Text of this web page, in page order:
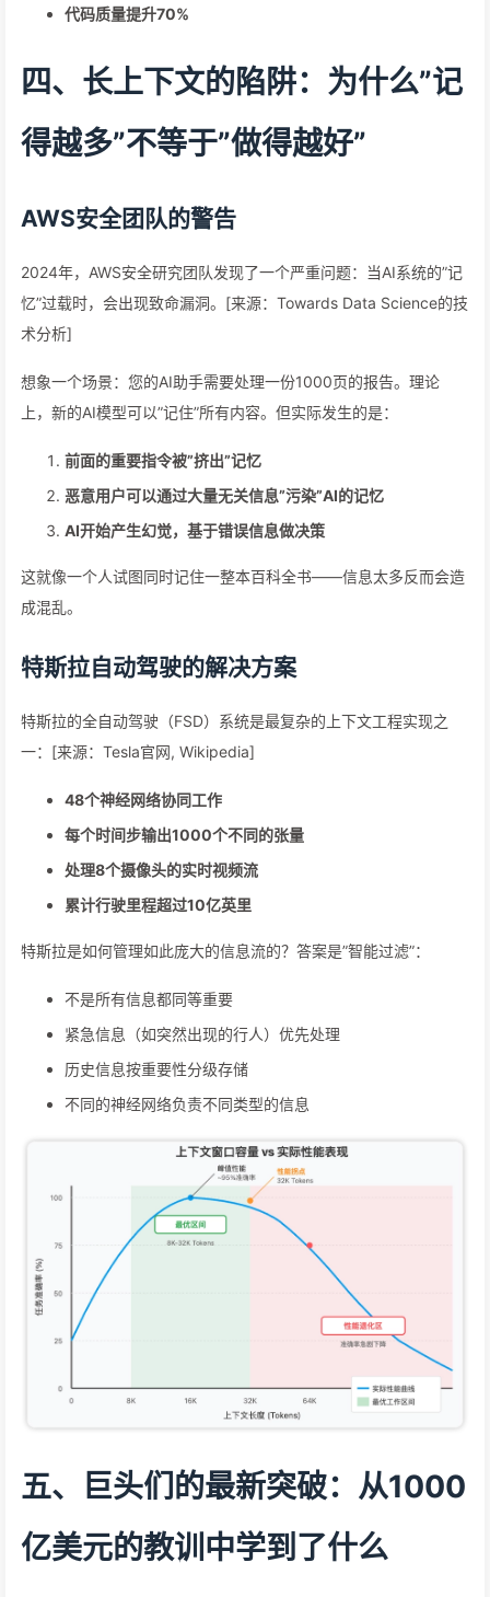
代码质量提升70%
四、长上下文的陷阱：为什么”记
得越多”不等于”做得越好”
AWS安全团队的警告
2024年，AWS安全研究团队发现了一个严重问题：当AI系统的”记
忆”过载时，会出现致命漏洞。[来源：Towards Data Science的技
术分析]
想象一个场景：您的AI助手需要处理一份1000页的报告。理论
上，新的AI模型可以”记住”所有内容。但实际发生的是：
前面的重要指令被”挤出”记忆
恶意用户可以通过大量无关信息”污染”AI的记忆
AI开始产生幻觉，基于错误信息做决策
这就像一个人试图同时记住一整本百科全书——信息太多反而会造
成混乱。
特斯拉自动驾驶的解决方案
特斯拉的全自动驾驶（FSD）系统是最复杂的上下文工程实现之
一：[来源：Tesla官网, Wikipedia]
48个神经网络协同工作
每个时间步输出1000个不同的张量
处理8个摄像头的实时视频流
累计行驶里程超过10亿英里
特斯拉是如何管理如此庞大的信息流的？答案是”智能过滤”：
不是所有信息都同等重要
紧急信息（如突然出现的行人）优先处理
历史信息按重要性分级存储
不同的神经网络负责不同类型的信息
五、巨头们的最新突破：从1000
亿美元的教训中学到了什么